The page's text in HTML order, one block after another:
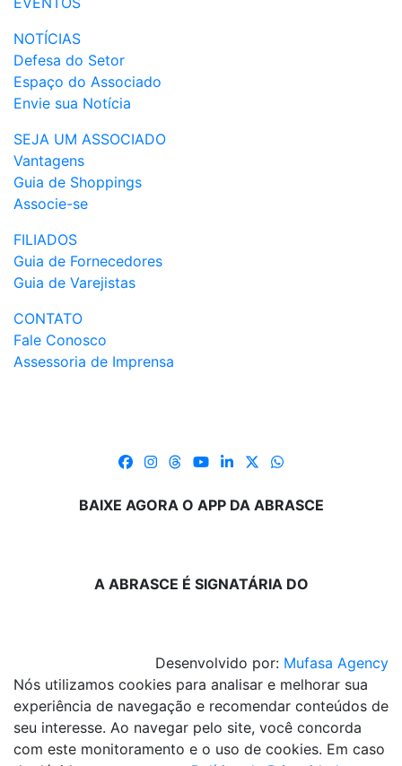
NOTÍCIAS
Defesa do Setor
Espaço do Associado
Envie sua Notícia
SEJA UM ASSOCIADO
Vantagens
Guia de Shoppings
Associe-se
FILIADOS
Guia de Fornecedores
Guia de Varejistas
CONTATO
Fale Conosco
Assessoria de Imprensa
BAIXE AGORA O APP DA ABRASCE
A ABRASCE É SIGNATÁRIA DO
Desenvolvido por: Mufasa Agency
Nós utilizamos cookies para analisar e melhorar sua
experiência de navegação e recomendar conteúdos de
seu interesse. Ao navegar pelo site, você concorda
com este monitoramento e o uso de cookies. Em caso